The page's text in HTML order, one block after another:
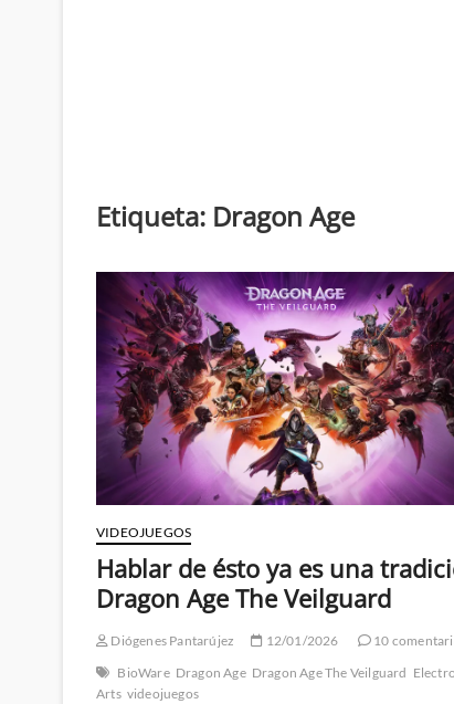
Etiqueta: Dragon Age
VIDEOJUEGOS
Hablar de ésto ya es una
Dragon Age The Veilguard
Diógenes Pantarújez 12/01/2026
10
BioWare Dragon Age Dragon Age The Veilguard
Arts videojuegos